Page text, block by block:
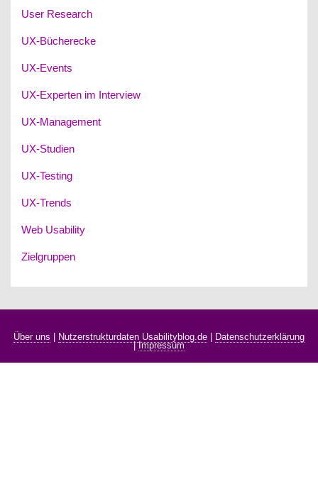
User Research
UX-Bücherecke
UX-Events
UX-Experten im Interview
UX-Management
UX-Studien
UX-Testing
UX-Trends
Web Usability
Zielgruppen
Über uns Nutzerstrukturdaten Usabilityblog.de
Datenschutzerklärung
|Impressum